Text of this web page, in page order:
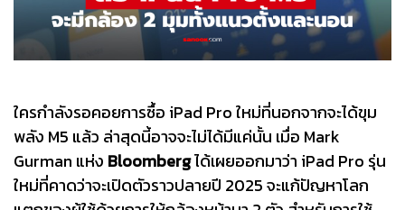
ใครกำลังรอคอยการซื้อ iPad Pro ใหม่ที่นอกจากจะได้ขุม
พลัง M5 แล้ว ล่าสุดนี้อาจจะไม่ได้มีแค่นั้น เมื่อ Mark
Gurman แห่ง Bloombergได้เผยออกมาว่า iPad Pro รุ่น
ใหม่ที่คาดว่าจะเปิดตัวราวปลายปี 2025 จะแก้ปัญหาโลก